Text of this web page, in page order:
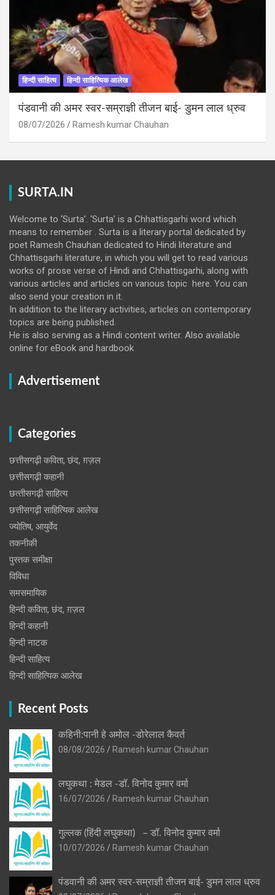
हिन्दी साहित्य हिन्दी साहित्यिक आलेख
पंडवानी की अमर स्वर-सम्राज्ञी तीजन बाई- डुमन लाल ध्रुव
08/07/2026 Ramesh kumar Chauhan
SURTA.IN
Welcome to ‘Surta’. ‘Surta’ is a Chhattisgarhi word which
means to remember . Surta is a literary portal dedicated by
poet Ramesh Chauhan dedicated to Hindi literature and
Chhattisgarhi literature, in which you will get to read various
works of prose verse of Hindi and Chhattisgarhi, along with
various articles and articles on various topic here. You can
also send your creation in it.
In addition to the literary activities, articles on contemporary
topics are being published.
He is also serving as a Hindi content writer. Also available
online for eBook and hardbook
Advertisement
Categories
छत्तीसगढ़ी कविता, छंद, ग़ज़ल
छत्तीसगढ़ी कहानी
छत्‍तीसगढ़ी साहित्‍य
छत्तीसगढ़ी साहित्यिक आलेख
ज्योतिष, आयुर्वेद
तकनीकी
पुस्‍तक समीक्षा
विविधा
समसमायिक
हिन्दी कविता, छंद, ग़ज़ल
हिन्दी कहानी
हिन्‍दी नाटक
हिन्दी साहित्य
हिन्दी साहित्यिक आलेख
Recent Posts
कहिनी:पानी हे अमोल -डोरेलाल कैवर्त
08/08/2026
Ramesh kumar Chauhan
लघुकथा : मेडल -डॉ. विनोद कुमार वर्मा
16/07/2026
Ramesh kumar Chauhan
गुल्लक (हिंदी लघुकथा) – डॉ. विनोद कुमार वर्मा
10/07/2026
Ramesh kumar Chauhan
पंडवानी की अमर स्वर-सम्राज्ञी तीजन बाई- डुमन लाल ध्रुव